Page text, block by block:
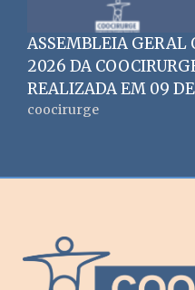
ASSEMBLEIA GERAL
2026 DA
REALIZADA EM 09
coocirurge